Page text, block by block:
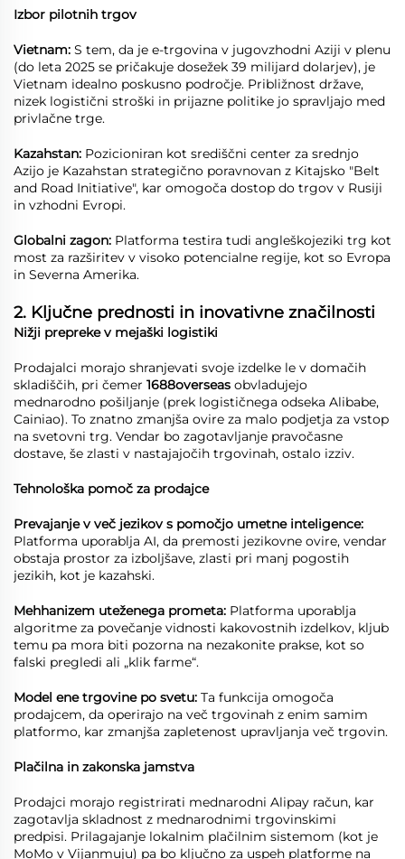
Izbor pilotnih trgov
Vietnam: S tem, da je e-trgovina v jugovzhodni Aziji v plenu
(do leta 2025 se pričakuje dosežek 39 milijard dolarjev), je
Vietnam idealno poskusno področje. Približnost države,
nizek logistični stroški in prijazne politike jo spravljajo med
privlačne trge.
Kazahstan: Pozicioniran kot središčni center za srednjo
Azijo je Kazahstan strategično poravnovan z Kitajsko "Belt
and Road Initiative", kar omogoča dostop do trgov v Rusiji
in vzhodni Evropi.
Globalni zagon: Platforma testira tudi angleškojeziki trg kot
most za razširitev v visoko potencialne regije, kot so Evropa
in Severna Amerika.
2. Ključne prednosti in inovativne značilnosti
Nižji prepreke v mejaški logistiki
Prodajalci morajo shranjevati svoje izdelke le v domačih
skladiščih, pri čemer 1688overseas obvladujejo
mednarodno pošiljanje (prek logističnega odseka Alibabe,
Cainiao). To znatno zmanjša ovire za malo podjetja za vstop
na svetovni trg. Vendar bo zagotavljanje pravočasne
dostave, še zlasti v nastajajočih trgovinah, ostalo izziv.
Tehnološka pomoč za prodajce
Prevajanje v več jezikov s pomočjo umetne inteligence:
Platforma uporablja AI, da premosti jezikovne ovire, vendar
obstaja prostor za izboljšave, zlasti pri manj pogostih
jezikih, kot je kazahski.
Mehhanizem uteženega prometa: Platforma uporablja
algoritme za povečanje vidnosti kakovostnih izdelkov, kljub
temu pa mora biti pozorna na nezakonite prakse, kot so
falski pregledi ali „klik farme“.
Model ene trgovine po svetu: Ta funkcija omogoča
prodajcem, da operirajo na več trgovinah z enim samim
platformo, kar zmanjša zapletenost upravljanja več trgovin.
Plačilna in zakonska jamstva
Prodajci morajo registrirati mednarodni Alipay račun, kar
zagotavlja skladnost z mednarodnimi trgovinskimi
predpisi. Prilagajanje lokalnim plačilnim sistemom (kot je
MoMo v Vijanmuju) pa bo ključno za uspeh platforme na